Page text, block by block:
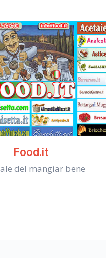
Food.it
del mangiar bene